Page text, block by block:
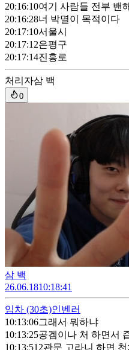
20:16:10여기 사람들 전부 밴
20:16:28너 박멸이 목적이다
20:17:10서울시
20:17:12은평구
20:17:14진흥로
처리자삼 백
0
삼 백
26.06.1810:18:41
임차 (30초)인벤러
10:13:06그래서 뭐하냐
10:13:25공겜이나 처 하면서
10:13:51 2관문 고라니 하면 천